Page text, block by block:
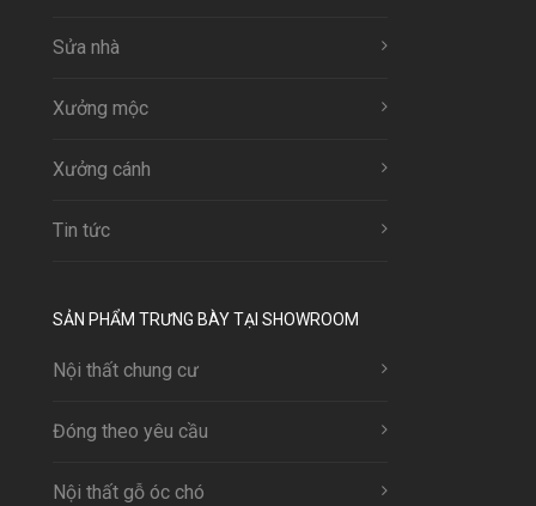
Sửa nhà
Xưởng mộc
Xưởng cánh
Tin tức
SẢN PHẨM TRƯNG BÀY TẠI SHOWROOM
Nội thất chung cư
Đóng theo yêu cầu
Nội thất gỗ óc chó